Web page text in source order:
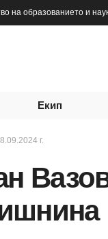
на образованието и
Екип
г.